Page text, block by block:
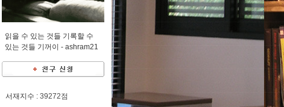
읽을 수 있는 것들 기록할 수
있는 것들 기꺼이 - ashram21
서재지수 : 39272점